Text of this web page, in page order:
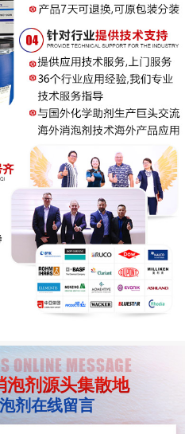
ONLINE MESSAGE
泡剂源头集散地
剂在线留言